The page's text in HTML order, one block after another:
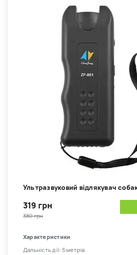
Ультразвуковий відлякувач
319 грн
380 грн
Характеристики
Дальність дії: 5 метрів